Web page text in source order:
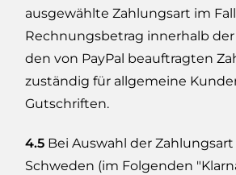
ausgewählte Zahlungsart im
Rechnungsbetrag innerhalb
den von PayPal beauftragten
zuständig für allgemeine
Gutschriften.
4.5 Bei Auswahl der
Schweden (im Folgenden